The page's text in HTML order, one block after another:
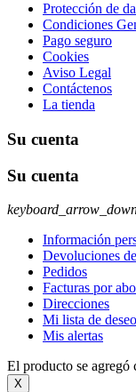
Protección de
Condiciones
Pago seguro
Cookies
Aviso Legal
Contáctenos
La tienda
Su cuenta
Su cuenta
Información
Devoluciones
Pedidos
Facturas por
Direcciones
Mi lista de
Mis alertas
El producto se agregó
X